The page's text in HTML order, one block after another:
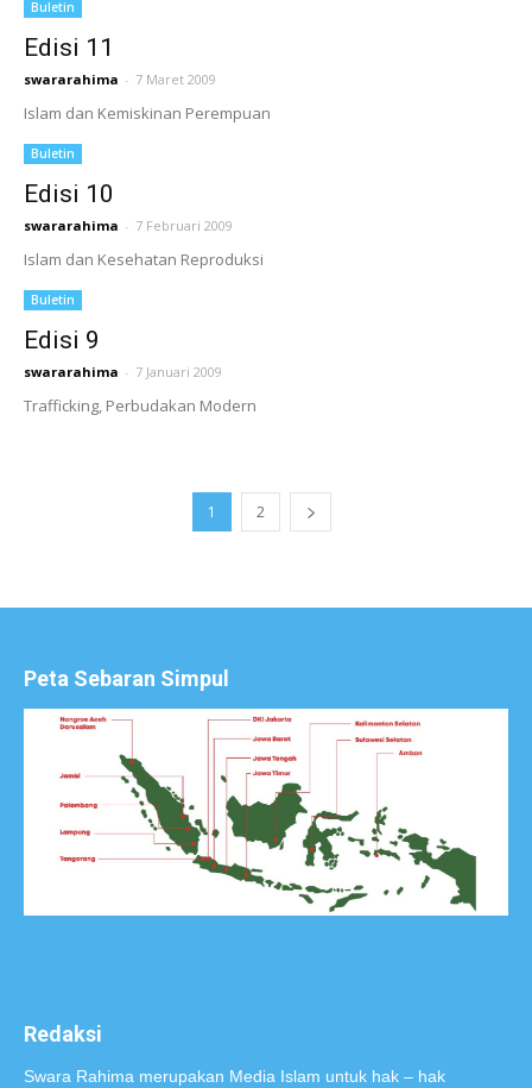
Buletin
Edisi 11
swararahima - 7 Maret 2009
Islam dan Kemiskinan Perempuan
Buletin
Edisi 10
swararahima - 7 Februari 2009
Islam dan Kesehatan Reproduksi
Buletin
Edisi 9
swararahima - 7 Januari 2009
Trafficking, Perbudakan Modern
1 2
Peta Sebaran Simpul
Redaksi
Swara Rahima merupakan Media Islam untuk hak – hak